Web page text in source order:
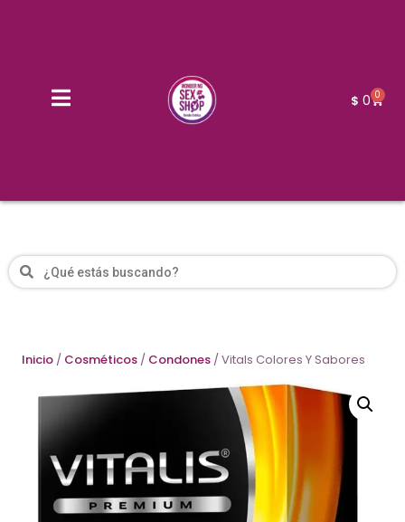
$ 0 0
Inicio / Cosméticos / Condones / Vitals Colores Y Sabores